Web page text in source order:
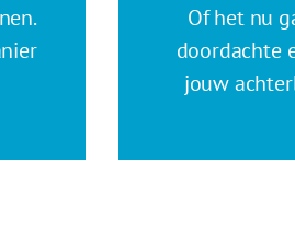
Of het nu
doordachte
jouw